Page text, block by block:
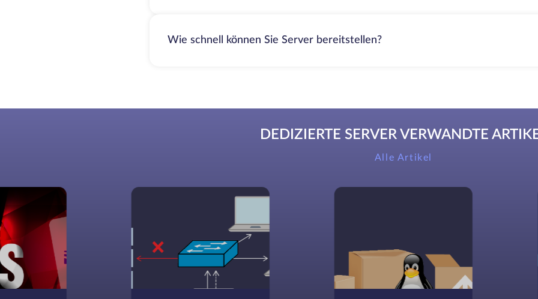
Wie schnell können Sie Server bereitstellen?
DEDIZIERTE SERVER VERWANDTE
Alle Artikel